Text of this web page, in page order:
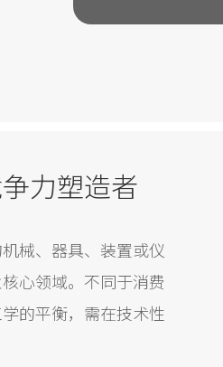
力塑造者
械、器具、装置或仪
心领域。不同于消费
的平衡，需在技术性